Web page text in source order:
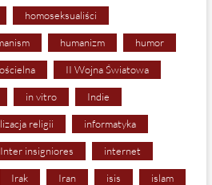
homoseksualiści
humanizm humor
II Wojna Światowa
in vitro Indie
religii informatyka
Inter insigniores internet
Irak Iran isis islam